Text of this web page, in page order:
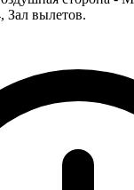
Зал вылетов.